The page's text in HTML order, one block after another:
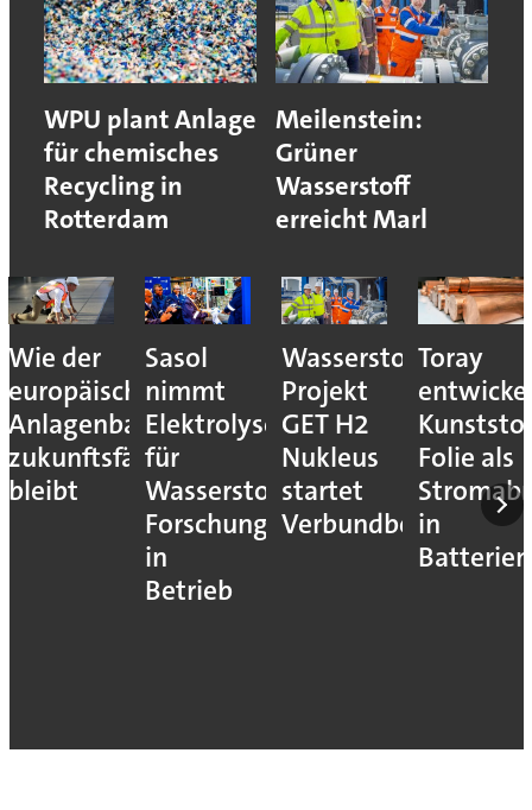
WPU plant Anlage
für chemisches
Recycling in
Rotterdam
Meilenstein:
Grüner
Wasserstoff
erreicht Marl
Wie der
europäische
Anlagenbau
zukunftsfähig
bleibt
Sasol
nimmt
Elektrolyseur
für
Wasserstoff-
Forschung
in
Betrieb
Wasserstoff-
Projekt
GET H2
Nukleus
startet
Verbundbetrieb
Toray
Folie als
in
Batterien